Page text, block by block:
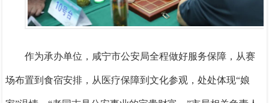
作为承办单位，咸宁市公安局全程做好服务保障，从赛
场布置到食宿安排，从医疗保障到文化参观，处处体现“娘